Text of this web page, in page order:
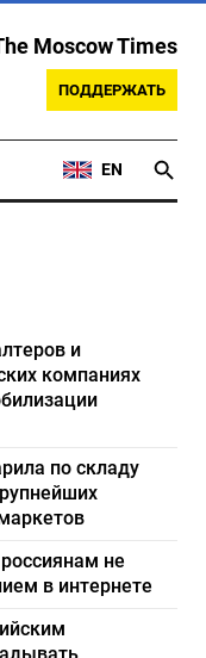
Moscow Times
ПОДДЕРЖАТЬ
EN
и
компаниях
по складу
не
в интернете